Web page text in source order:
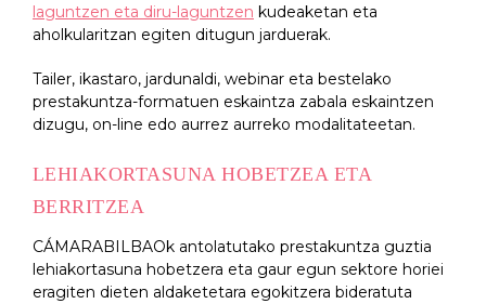
laguntzen eta diru-laguntzen kudeaketan eta
aholkularitzan egiten ditugun jarduerak.
Tailer, ikastaro, jardunaldi, webinar eta bestelako
prestakuntza-formatuen eskaintza zabala eskaintzen
dizugu, on-line edo aurrez aurreko modalitateetan.
LEHIAKORTASUNA HOBETZEA ETA
BERRITZEA
CÁMARABILBAOk antolatutako prestakuntza guztia
lehiakortasuna hobetzera eta gaur egun sektore horiei
eragiten dieten aldaketetara egokitzera bideratuta